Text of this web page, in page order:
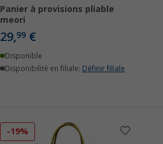
Panier à provisions pliable
meori
29,99 €
Disponible
Disponibilité en filiale: Définir filiale
-19%